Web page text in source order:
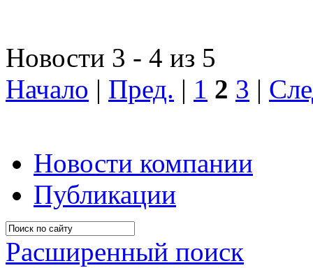
Новости 3 - 4 из 5
Начало | Пред. | 1 2 3 |
Новости компании
Публикации
Расширенный поиск